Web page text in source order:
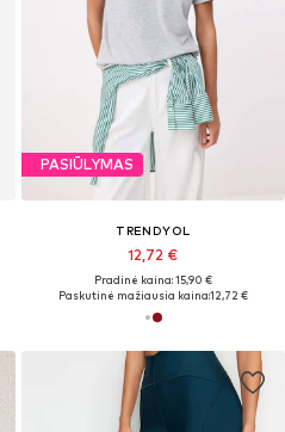
PASIŪLYMAS
TRENDYOL
12,72 €
Pradinė kaina: 15,90 €
Paskutinė mažiausia kaina:12,72 €